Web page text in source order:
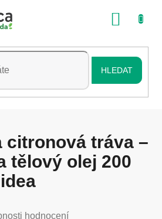
HLEDAT
citronová tráva –
tělový olej 200
hodnocení